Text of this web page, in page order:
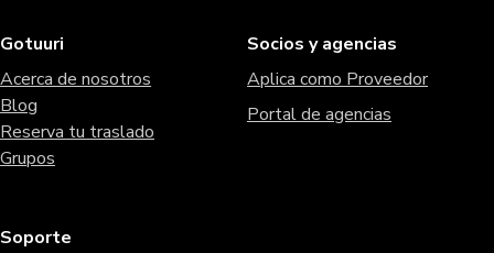
Gotuuri
Acerca de nosotros
Blog
Reserva tu traslado
Grupos
Socios y agencias
Aplica como Proveedor
Portal de agencias
Soporte